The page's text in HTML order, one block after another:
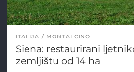
ITALIJA MONTALCINO
Siena: restaurirani
zemljištu od 14 ha